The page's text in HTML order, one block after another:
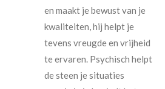
en maakt je bewust van je
kwaliteiten, hij helpt je
tevens vreugde en vrijheid
te ervaren. Psychisch helpt
de steen je situaties